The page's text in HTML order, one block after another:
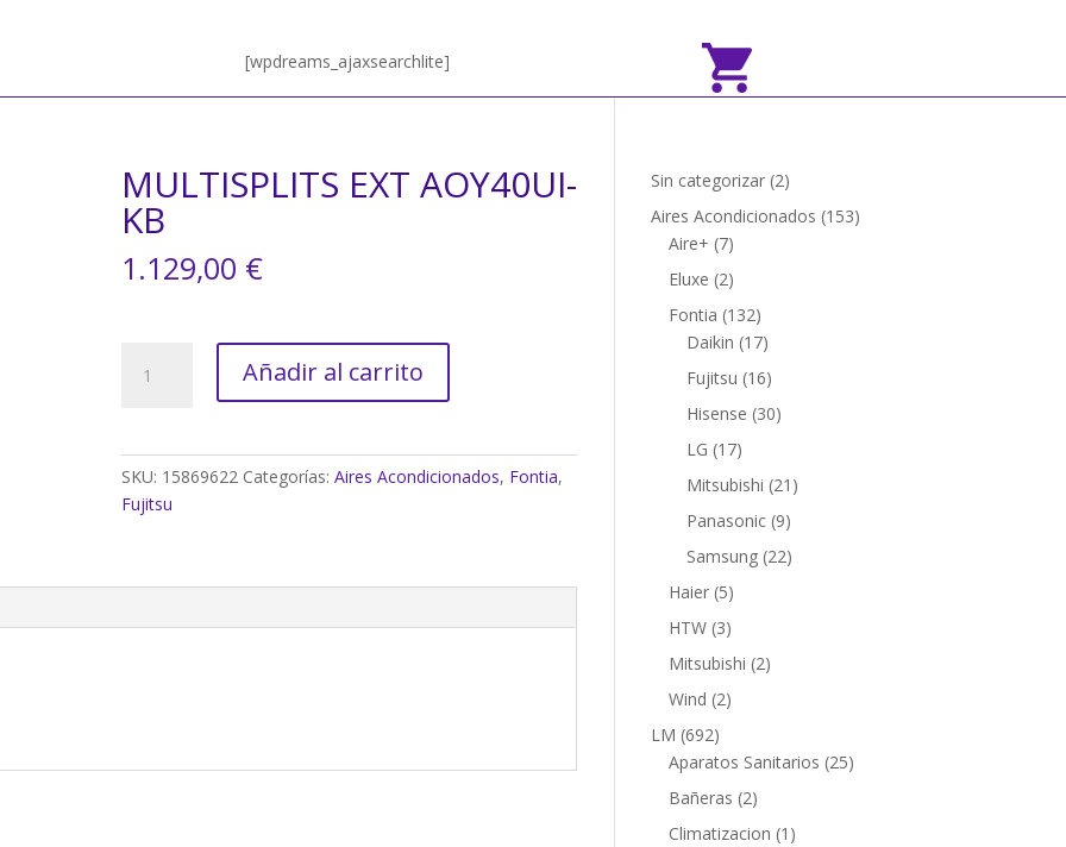
[wpdreams_ajaxsearchlite]
MULTISPLITS EXT AOY40UI-
KB
1.129,00 €
EXT
Añadir al carrito
SKU: 15869622 Categorías: Aires Acondicionados, Fontia,
Fujitsu
Sin categorizar 22
productos
Aires Acondicionados 153153
Aire+ 77
productos
Eluxe 22
productos
Fontia 132132
productos
Daikin 1717
productos
Fujitsu 1616
productos
Hisense 3030
LG 1717
productos
Mitsubishi 21 21
Panasonic 99
productos
Samsung 2222
Haier 55
productos
HTW 33
productos
Mitsubishi 22
Wind 22
LM 692692
productos
Aparatos Sanitarios 2525
Bañeras 22
productos
Climatizacion 1 1